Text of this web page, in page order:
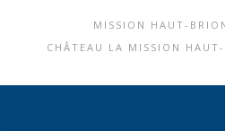
MISSION HAUT-
CHÂTEAU LA MISSION